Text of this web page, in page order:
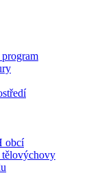
obcí
tělovýchovy